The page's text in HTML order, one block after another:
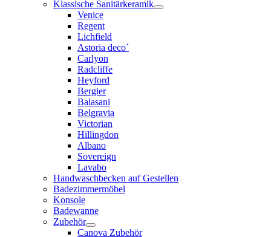
Klassische Sanitärkeramik
Venice
Regent
Lichfield
Astoria deco´
Carlyon
Radcliffe
Heyford
Bergier
Balasani
Belgravia
Victorian
Hillingdon
Albano
Sovereign
Lavabo
Handwaschbecken auf Gestellen
Badezimmermöbel
Konsole
Badewanne
Zubehör
Canova Zubehör